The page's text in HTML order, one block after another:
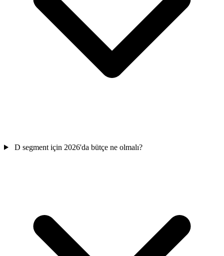
D segment için 2026'da bütçe ne olmalı?